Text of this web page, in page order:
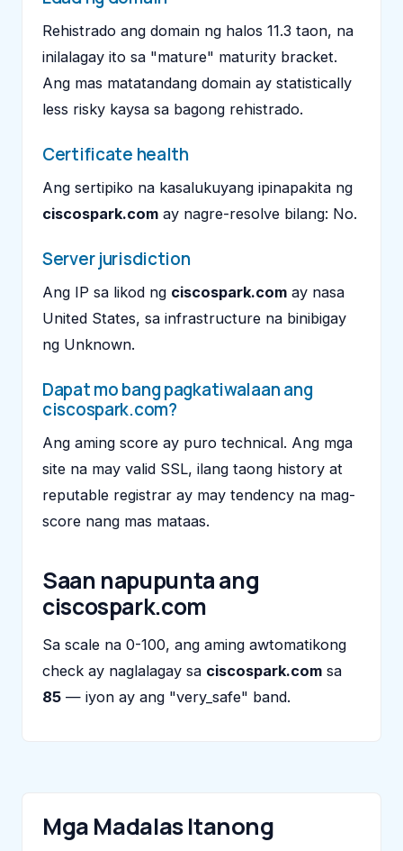
Rehistrado ang domain ng halos 11.3 taon, na
inilalagay ito sa "mature" maturity bracket.
Ang mas matatandang domain ay statistically
less risky kaysa sa bagong rehistrado.
Certificate health
Ang sertipiko na kasalukuyang ipinapakita ng
ciscospark.com ay nagre-resolve bilang: No.
Server jurisdiction
Ang IP sa likod ng ciscospark.com ay nasa
United States, sa infrastructure na binibigay
ng Unknown.
Dapat mo bang pagkatiwalaan ang
ciscospark.com?
Ang aming score ay puro technical. Ang mga
site na may valid SSL, ilang taong history at
reputable registrar ay may tendency na mag-
score nang mas mataas.
Saan napupunta ang
ciscospark.com
Sa scale na 0-100, ang aming awtomatikong
check ay naglalagay sa ciscospark.com sa
85 — iyon ay ang "very_safe" band.
Mga Madalas Itanong